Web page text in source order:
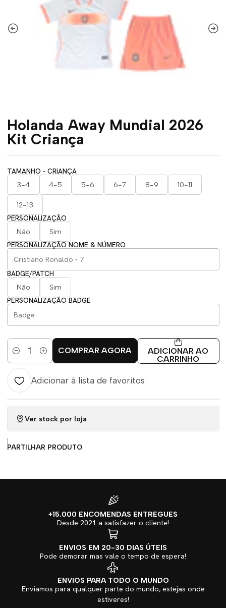
Holanda Away Mundial 2026
Kit Criança
TAMANHO - CRIANÇA
3-4
4-5 5-6 6-7 8-9 10-11
12-13
PERSONALIZAÇÃO
Não
Sim
PERSONALIZAÇÃO NOME & NÚMERO
BADGE/PATCH
Não
Sim
PERSONALIZAÇÃO BADGE
Quantidade
ADICIONAR AO
CARRINHO
COMPRAR AGORA
Adicionar à lista de favoritos
Ver stock por loja
|
PARTILHAR PRODUTO
+15.000 ENCOMENDAS ENTREGUES
Desde 2021 a satisfazer o cliente!
ENVIOS EM 20-30 DIAS ÚTEIS
Pode demorar mas vale o tempo de espera!
ENVIOS PARA TODO O MUNDO
Enviamos para qualquer parte do mundo, estejas onde
estiveres!